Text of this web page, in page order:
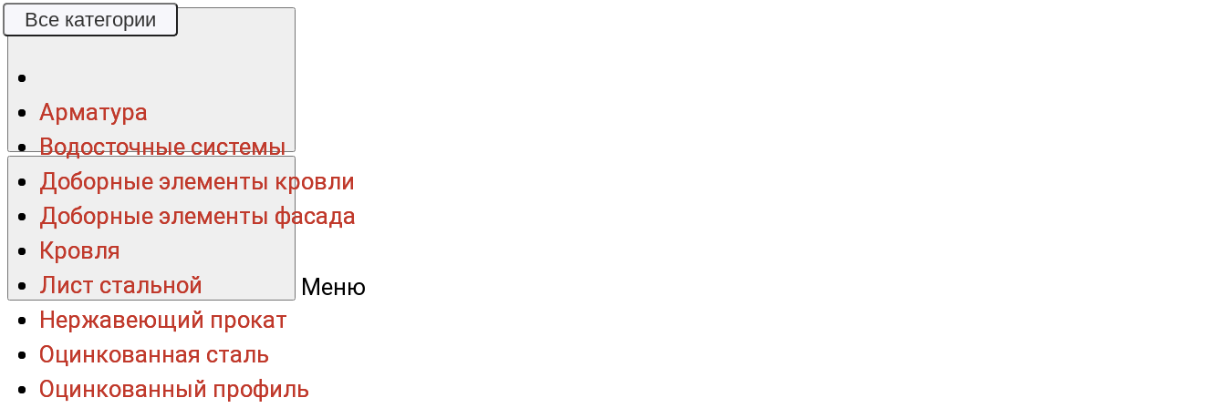
Меню
Все категории
Арматура
Водосточные системы
Доборные элементы кровли
Доборные элементы фасада
Кровля
Лист стальной
Нержавеющий прокат
Оцинкованная сталь
Оцинкованный профиль
Все категории
Арматура
Водосточные системы
Доборные элементы кровли
Доборные элементы фасада
Кровля
Лист стальной
Нержавеющий прокат
Оцинкованная сталь
Оцинкованный профиль